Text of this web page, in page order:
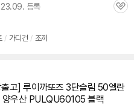
23.09. 등록
관
/ 가디건 / 조끼
고] 루이까또즈 3단슬림 50엘란
양우산 PULQU60105 블랙